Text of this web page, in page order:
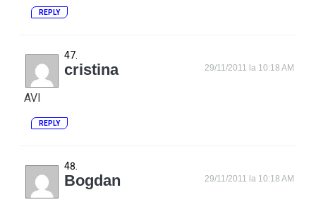
REPLY
cristina 29/11/2011 la 10:18 AM
AVI
REPLY
Bogdan 29/11/2011 la 10:18 AM